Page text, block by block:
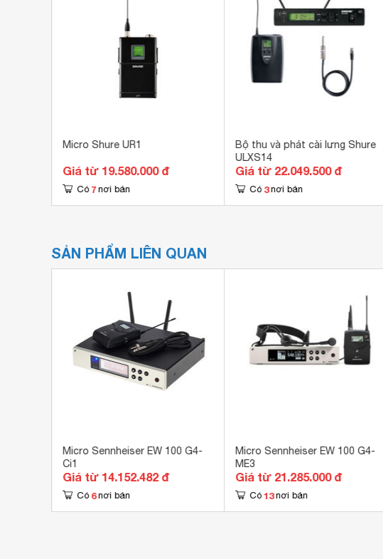
Micro Shure UR1
Giá từ 19.580.000 đ
Có 7 nơi bán
Bộ thu và phát cài lưng Shure
ULXS14
Giá từ 22.049.500 đ
Có 3 nơi bán
SẢN PHẨM LIÊN QUAN
Micro Sennheiser EW 100 G4-
Ci1
Giá từ 14.152.482 đ
Có 6 nơi bán
Micro Sennheiser EW 100 G4-
ME3
Giá từ 21.285.000 đ
Có 13 nơi bán